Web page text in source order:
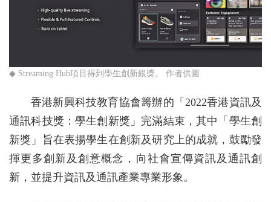
◆ Streaming Hub項目得到學生創新銀獎。 作者供圖
香港新興科技教育協會籌辦的「2022香港資訊及
通訊科技獎：學生創新獎」完滿結束，其中「學生創
新獎」旨在表揚學生在創新及研究上的成就，鼓勵發
揮更多創新及創意概念，向社會宣傳資訊及通訊創
新，並提升資訊及通訊產業專業形象。